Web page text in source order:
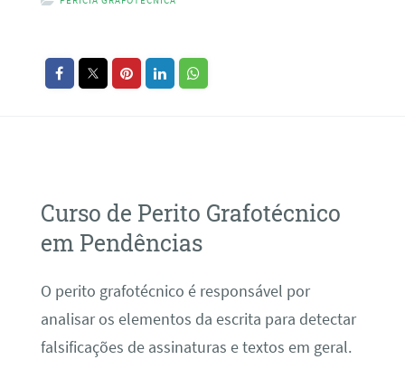
Curso de Perito Grafotécnico
em Pendências
O perito grafotécnico é responsável por
analisar os elementos da escrita para detectar
falsificações de assinaturas e textos em geral.